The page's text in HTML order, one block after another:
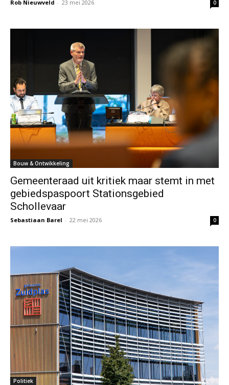
Rob Nieuwveld - 23 mei 2026 0
Bouw & Ontwikkeling
Gemeenteraad uit kritiek maar stemt in met
gebiedspaspoort Stationsgebied
Schollevaar
Sebastiaan Barel - 22 mei 2026 0
Politiek